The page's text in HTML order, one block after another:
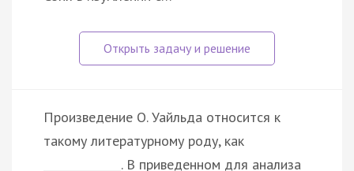
Произведение О. Уайльда относится к
такому литературному роду, как
______________. В приведенном для анализа